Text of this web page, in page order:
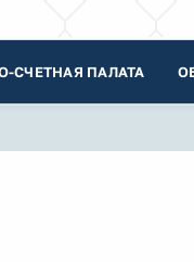
СЧЕТНАЯ ПАЛАТА